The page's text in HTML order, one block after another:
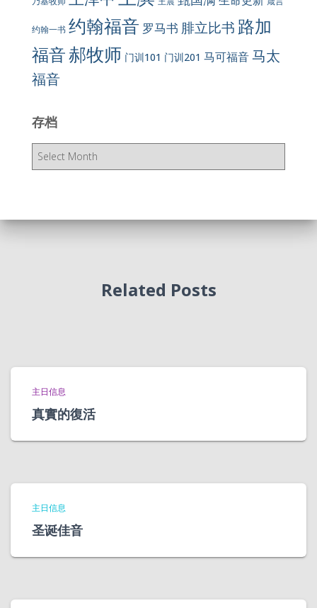
约翰一书 约翰福音 罗马书 腓立比书 路加
福音郝牧师 门训101 门训201 马可福音马太
福音
存档
存
Related Posts
主日信息
真實的復活
主日信息
圣诞佳音